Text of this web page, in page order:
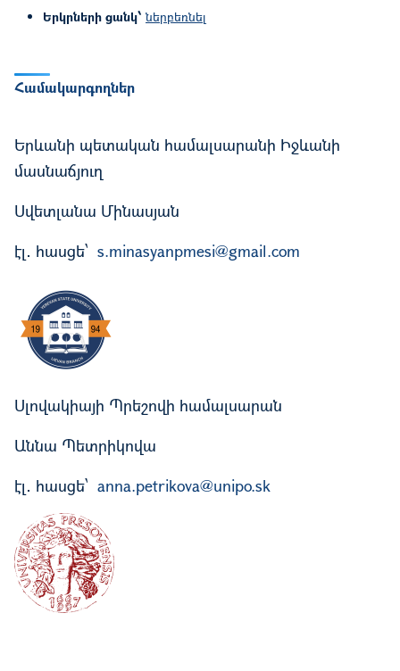
Երկրների ցանկ՝ ներբեռնել
Համակարգողներ
Երևանի պետական համալսարանի Իջևանի
մասնաճյուղ
Սվետլանա Մինասյան
էլ․ հասցե՝ s.minasyanpmesi@gmail.com
Սլովակիայի Պրեշովի համալսարան
Աննա Պետրիկովա
էլ․ հասցե՝ anna.petrikova@unipo.sk
Image